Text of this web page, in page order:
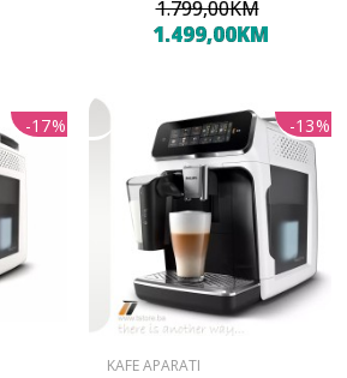
1.799,00KM
1.499,00KM
-17% -13%
KAFE APARATI